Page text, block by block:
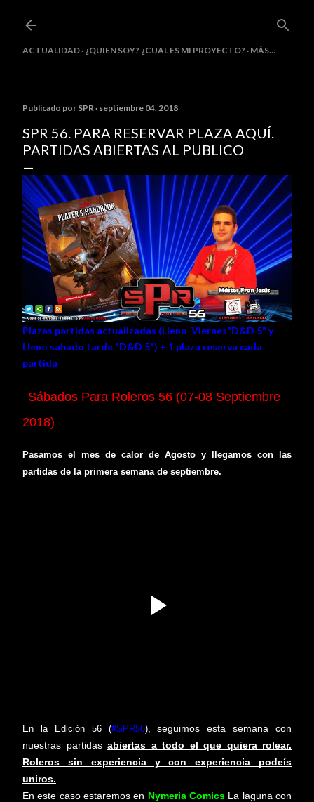
ACTUALIDAD ¿QUIEN SOY? ¿CUAL ES MI PROYECTO? MÁS…
Publicado por SPR septiembre 04, 2018
SPR 56. PARA RESERVAR PLAZA AQUÍ.
PARTIDAS ABIERTAS AL PUBLICO
Plazas partidas actualizadas (Lleno Viernes"D&D 5" y
Lleno sabado tarde "D&D 5") + 1 plaza reserva cada
partida
Sábados Para Roleros 56 (07-08 Septiembre
2018)
Pasamos el mes de calor de Agosto y llegamos con las
partidas de la primera semana de septiembre.
En la Edición 56 (#SPR56), seguimos esta semana con
nuestras partidas abiertas a todo el que quiera rolear.
Roleros sin experiencia y con experiencia podeís
uniros.
En este caso estaremos en Nymeria Comics La laguna con